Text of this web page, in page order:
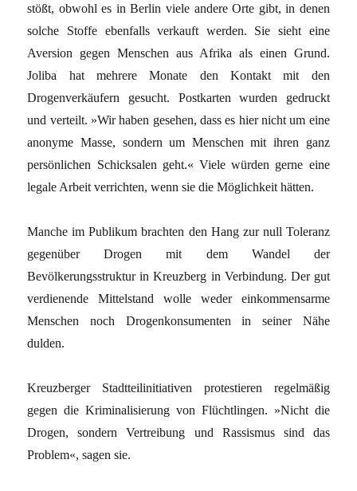
stößt, obwohl es in Berlin viele andere Orte gibt, in denen
solche Stoffe ebenfalls verkauft werden. Sie sieht eine
Aversion gegen Menschen aus Afrika als einen Grund.
Joliba hat mehrere Monate den Kontakt mit den
Drogenverkäufern gesucht. Postkarten wurden gedruckt
und verteilt. »Wir haben gesehen, dass es hier nicht um eine
anonyme Masse, sondern um Menschen mit ihren ganz
persönlichen Schicksalen geht.« Viele würden gerne eine
legale Arbeit verrichten, wenn sie die Möglichkeit hätten.
Manche im Publikum brachten den Hang zur null Toleranz
gegenüber Drogen mit dem Wandel der
Bevölkerungsstruktur in Kreuzberg in Verbindung. Der gut
verdienende Mittelstand wolle weder einkommensarme
Menschen noch Drogenkonsumenten in seiner Nähe
dulden.
Kreuzberger Stadtteilinitiativen protestieren regelmäßig
gegen die Kriminalisierung von Flüchtlingen. »Nicht die
Drogen, sondern Vertreibung und Rassismus sind das
Problem«, sagen sie.